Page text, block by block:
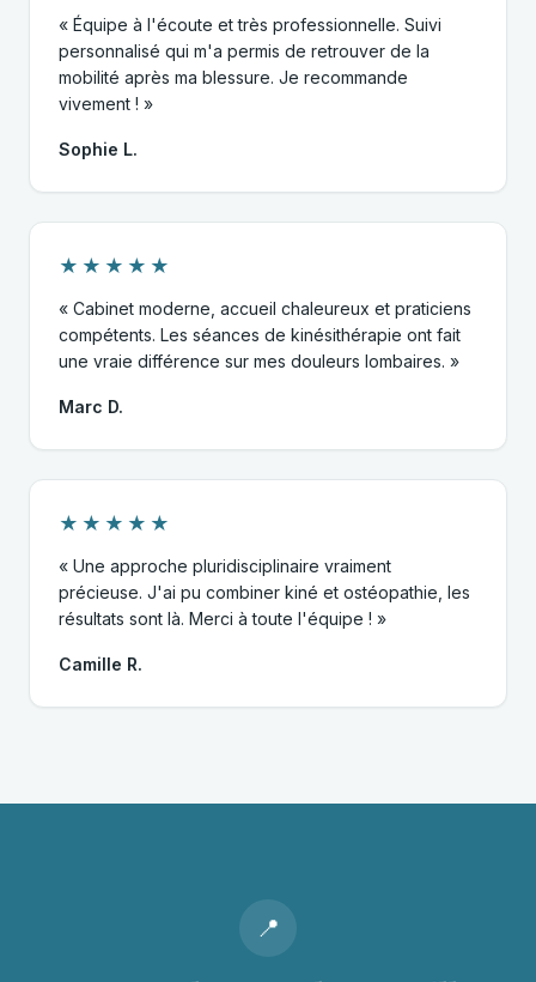
« Équipe à l'écoute et très professionnelle. Suivi
personnalisé qui m'a permis de retrouver de la
mobilité après ma blessure. Je recommande
vivement ! »
Sophie L.
★★★★★
« Cabinet moderne, accueil chaleureux et praticiens
compétents. Les séances de kinésithérapie ont fait
une vraie différence sur mes douleurs lombaires. »
Marc D.
★★★★★
« Une approche pluridisciplinaire vraiment
précieuse. J'ai pu combiner kiné et ostéopathie, les
résultats sont là. Merci à toute l'équipe ! »
Camille R.
📍